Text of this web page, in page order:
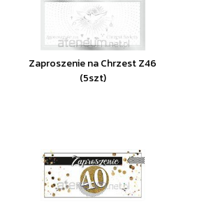
Zaproszenie na Chrzest Z46
(5szt)